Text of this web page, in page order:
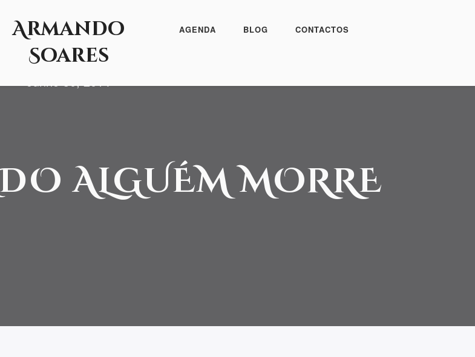
Armando
Soares
AGENDA BLOG CONTACTOS
Junho 30, 2014
ALGUÉM MORRE